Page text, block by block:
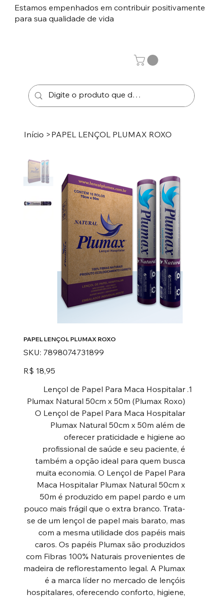
Estamos empenhados em contribuir positivamente
para sua qualidade de vida
Início > PAPEL LENÇOL PLUMAX ROXO
PAPEL LENÇOL PLUMAX ROXO
SKU: SKU
7898074731899
7898074731899
Preço
R$ 18,95
Lençol de Papel Para Maca Hospitalar
Plumax Natural 50cm x 50m (Plumax Roxo)
O Lençol de Papel Para Maca Hospitalar
Plumax Natural 50cm x 50m além de
oferecer praticidade e higiene ao
profissional de saúde e seu paciente, é
também a opção ideal para quem busca
muita economia. O Lençol de Papel Para
Maca Hospitalar Plumax Natural 50cm x
50m é produzido em papel pardo e um
pouco mais frágil que o extra branco. Trata-
se de um lençol de papel mais barato, mas
com a mesma utilidade dos papéis mais
caros. Os papéis Plumax são produzidos
com Fibras 100% Naturais provenientes de
madeira de reflorestamento legal. A Plumax
é a marca líder no mercado de lençóis
hospitalares, oferecendo conforto, higiene,